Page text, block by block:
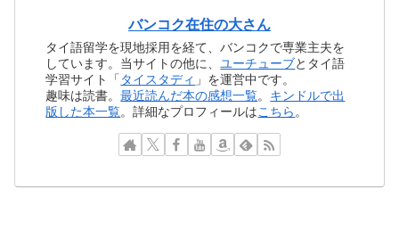
バンコク在住の大さん
タイ語留学を現地採用を経て、バンコクで専業主夫を
しています。当サイトの他に、ユーチューブとタイ語
学習サイト「 タイスタディ 」を運営中です。
趣味は読書。最近読んだ本の感想一覧。 キンドルで出
版した本一覧。詳細なプロフィールはこちら。